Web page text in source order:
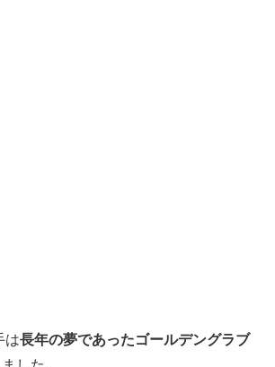
は長年の夢であったゴールデングラブ